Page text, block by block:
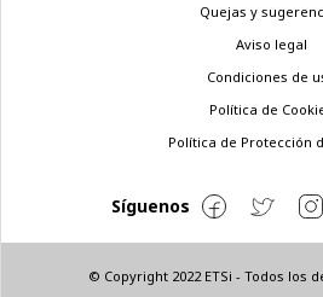
© Copyright 2022 ETSi - Todos los
Quejas y
Aviso legal
Condiciones de
Política de
Política de Protección
Síguenos